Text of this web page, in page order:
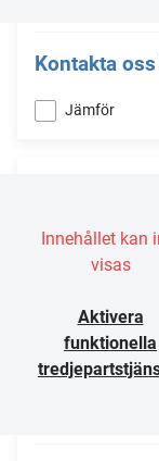
Kontakta
Jämför
Innehållet kan
visas
Aktivera
funktionella